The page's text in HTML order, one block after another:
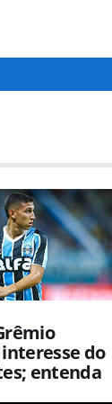
do
entenda